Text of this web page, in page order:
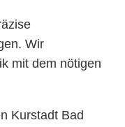
Wir
mit dem nötigen
Kurstadt Bad